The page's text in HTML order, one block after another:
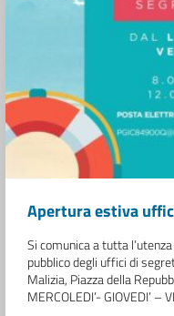
Apertura estiva
Si comunica a tutta
pubblico degli uffici di
Malizia, Piazza della
MERCOLEDI’- GIOVEDI’